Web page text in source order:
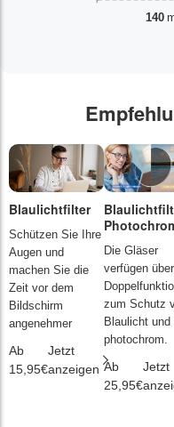
140
Blaulichtfilter
Schützen Sie Ihre
Augen und
machen Sie die
Zeit vor dem
Bildschirm
angenehmer
Ab
15,95€
Jetzt
anzeigen
Die Gläser
verfügen
zum Schutz
Blaulicht und
photochrom.
Ab
25,95€
Jetzt